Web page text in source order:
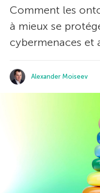
Comment les
à mieux se
cybermenaces et
Alexander Moiseev